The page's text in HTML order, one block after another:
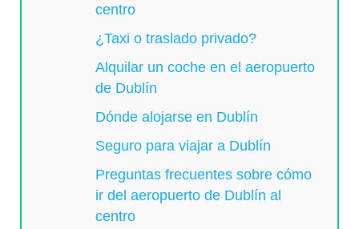
centro
¿Taxi o traslado privado?
Alquilar un coche en el aeropuerto
de Dublín
Dónde alojarse en Dublín
Seguro para viajar a Dublín
Preguntas frecuentes sobre cómo
ir del aeropuerto de Dublín al
centro